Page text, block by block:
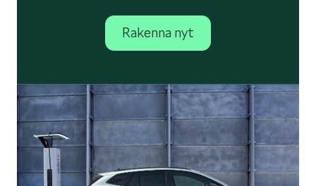
Rakenna nyt